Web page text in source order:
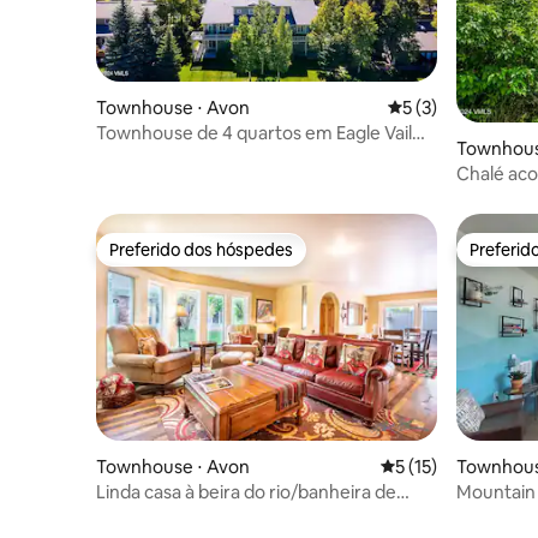
Townhouse ⋅ Avon 5 de uma
5 (3)
Townhouse de 4 quartos em Eagle Vail
Chalé
Preferido dos hóspedes
Preferido dos hóspedes
Townhouse ⋅ Avon 5 de uma
5 (15)
Linda casa à beira do rio/banheira de
Mountain